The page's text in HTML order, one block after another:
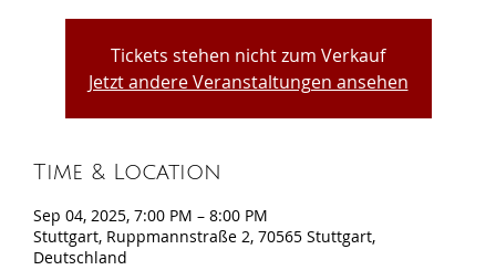
Tickets stehen nicht zum Verkauf
Jetzt andere Veranstaltungen ansehen
Time & Location
Sep 04, 2025, 7:00 PM – 8:00 PM
Stuttgart, Ruppmannstraße 2, 70565 Stuttgart,
Deutschland